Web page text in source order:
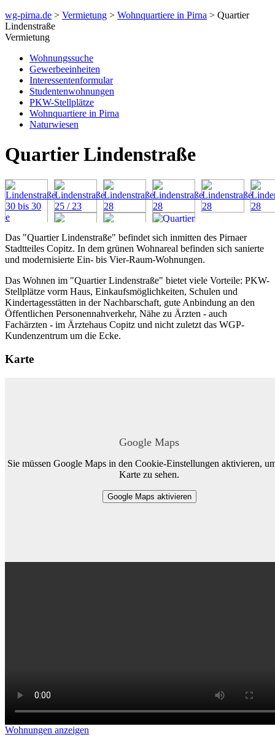
wg-pirna.de > Vermietung > Wohnquartiere in Pirna > Quartier
Lindenstraße
Vermietung
Wohnungssuche
Gewerbeeinheiten
Interessentenformular
Studentenwohnungen
PKW-Stellplätze
Wohnquartiere in Pirna
Naturwiesen
Quartier Lindenstraße
Das "Quartier Lindenstraße" befindet sich inmitten des Pirnaer
Stadtteiles Copitz. In dem grünen Wohnareal befinden sich sanierte
und modernisierte Ein- bis Vier-Raum-Wohnungen.
Das Wohnen im "Quartier Lindenstraße" bietet viele Vorteile: PKW-
Stellplätze vorm Haus, Einkaufsmöglichkeiten, Schulen und
Kindertagesstätten in der Nachbarschaft, gute Anbindung an den
Öffentlichen Personennahverkehr, Nähe zu Ärzten - auch
Fachärzten - im Ärztehaus Copitz und nicht zuletzt das WGP-
Kundenzentrum um die Ecke.
Karte
Google Maps
Sie müssen Google Maps in den Cookie-Einstellungen aktivieren,
Karte zu sehen.
Google Maps aktivieren
Wohnungen anzeigen